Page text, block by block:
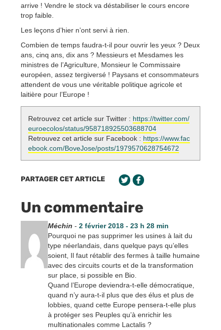
arrive ! Vendre le stock va déstabiliser le cours encore
trop faible.
Les leçons d’hier n’ont servi à rien.
Combien de temps faudra-t-il pour ouvrir les yeux ? Deux
ans, cinq ans, dix ans ? Messieurs et Mesdames les
ministres de l’Agriculture, Monsieur le Commissaire
européen, assez tergiversé ! Paysans et consommateurs
attendent de vous une véritable politique agricole et
laitière pour l’Europe !
Retrouvez cet article sur Twitter : https://twitter.com/
euroecolos/status/958718925503688704
Retrouvez cet article sur Facebook : https://www.fac
ebook.com/BoveJose/posts/1979570628754672
PARTAGER CET ARTICLE
Un commentaire
Méchin - 2 février 2018 - 23 h 28 min
Pourquoi ne pas supprimer les usines à lait du
type néerlandais, dans quelque pays qu’elles
soient, Il faut rétablir des fermes à taille humaine
avec des circuits courts et de la transformation
sur place, si possible en Bio.
Quand l’Europe deviendra-t-elle démocratique,
quand n’y aura-t-il plus que des élus et plus de
lobbies, quand cette Europe pensera-t-elle plus
à protéger ses Peuples qu’à enrichir les
multinationales comme Lactalis ?